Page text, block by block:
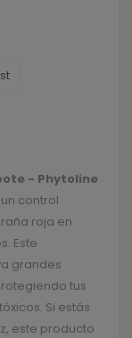
- Phytoline
control
roja en
Este
grandes
tus
Si estás
este producto